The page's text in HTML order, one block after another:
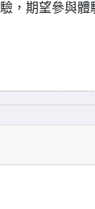
，期望參與